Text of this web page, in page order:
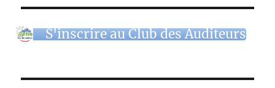
S'inscrire au Club des Auditeurs